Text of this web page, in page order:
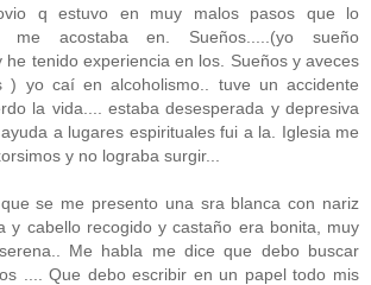
q estuvo en muy malos pasos que lo
me acostaba en. Sueños.....(yo sueño
he tenido experiencia en los. Sueños y aveces
) yo caí en alcoholismo.. tuve un accidente
la vida.... estaba desesperada y depresiva
a lugares espirituales fui a la. Iglesia me
y no lograba surgir...
se me presento una sra blanca con nariz
y cabello recogido y castaño era bonita, muy
Me habla me dice que debo buscar
.... Que debo escribir en un papel todo mis